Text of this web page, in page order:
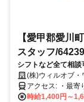
【愛甲郡愛川
スタッフ/
シフトなど全て相
(株)ウィルオブ
アクセ
時給1,400円～